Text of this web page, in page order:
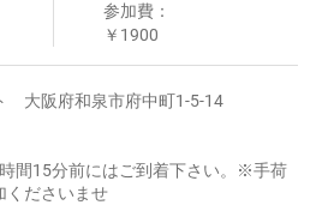
参加費：
￥1900
大阪府和泉市府中町1-5-14
間15分前にはご到着下さい。※手荷
くださいませ